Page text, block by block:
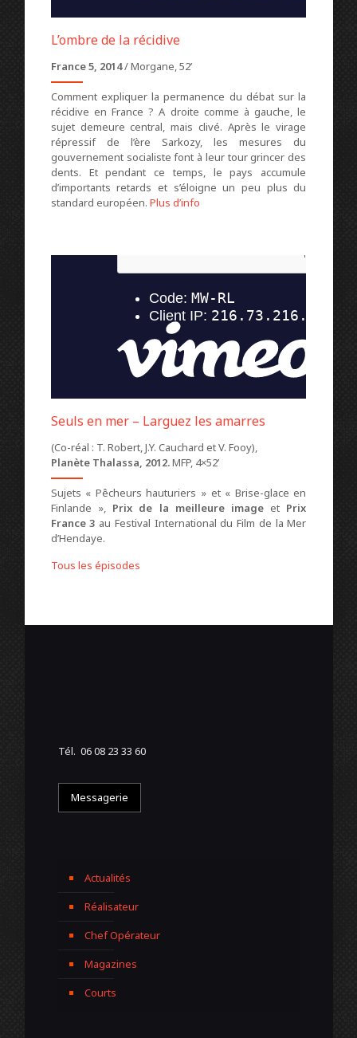
L’ombre de la récidive
France 5, 2014/ Morgane, 52’
Comment expliquer la permanence du débat sur la
récidive en France ? A droite comme à gauche, le
sujet demeure central, mais clivé. Après le virage
répressif de l’ère Sarkozy, les mesures du
gouvernement socialiste font à leur tour grincer des
dents. Et pendant ce temps, le pays accumule
d’importants retards et s’éloigne un peu plus du
standard européen. Plus d’info
Seuls en mer – Larguez les amarres
(Co-réal : T. Robert, J.Y. Cauchard et V. Fooy),
Planète Thalassa, 2012.MFP, 4×52’
Sujets « Pêcheurs hauturiers » et « Brise-glace en
Finlande », Prix de la meilleure imageet Prix
France 3 au Festival International du Film de la Mer
d’Hendaye.
Tous les épisodes
Tél. 06 08 23 33 60
Messagerie
Actualités
Réalisateur
Chef Opérateur
Magazines
Courts